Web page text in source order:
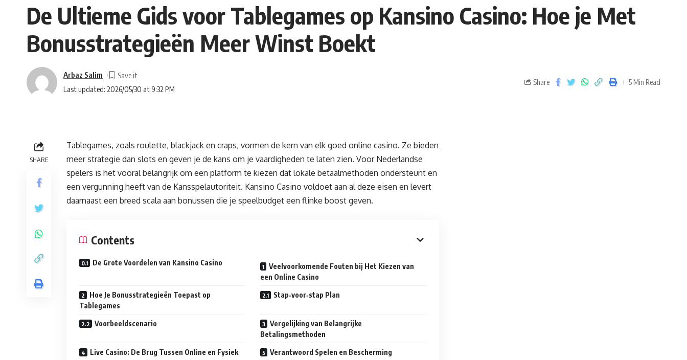
De Ultieme Gids voor Tablegames op Kansino Casino: Hoe je Met
Bonusstrategieën Meer Winst Boekt
Last updated: 2026/05/30 at 9:32 PM
Arbaz Salim
Share 5 Min Read
SHARE
Tablegames, zoals roulette, blackjack en craps, vormen de kern van elk goed online casino. Ze bieden
meer strategie dan slots en geven je de kans om je vaardigheden te laten zien. Voor Nederlandse
spelers is het vooral belangrijk om een platform te kiezen dat lokale betaalmethoden ondersteunt en
een vergunning heeft van de Kansspelautoriteit. Kansino Casino voldoet aan al deze eisen en levert
daarnaast een breed scala aan bonussen die je speelbudget een flinke boost geven.
Contents
De Grote Voordelen van Kansino Casino
Veelvoorkomende Fouten bij Het Kiezen van
een Online Casino
Hoe Je Bonusstrategieën Toepast op
Tablegames
Stap‑voor‑stap Plan
Voorbeeldscenario
Vergelijking van Belangrijke
Betalingsmethoden
Live Casino: De Brug Tussen Online en Fysiek Verantwoord Spelen en Bescherming